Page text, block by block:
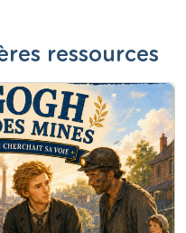
ressources